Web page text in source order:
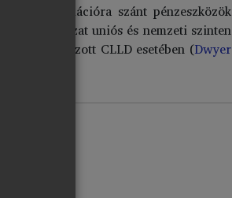
az animációra szánt pénzeszközök
a hálózat uniós és nemzeti szinten
finanszírozott CLLD esetében (Dwyer